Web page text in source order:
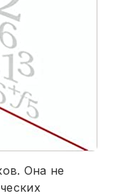
Она не